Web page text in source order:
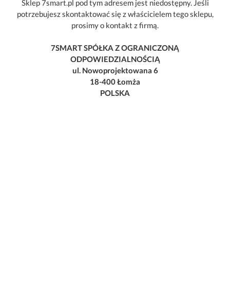
Sklep 7smart.pl pod tym adresem jest niedostępny. Jeśli
potrzebujesz skontaktować się z właścicielem tego sklepu,
prosimy o kontakt z firmą.
7SMART SPÓŁKA Z OGRANICZONĄ
ODPOWIEDZIALNOŚCIĄ
ul. Nowoprojektowana 6
18-400 Łomża
POLSKA